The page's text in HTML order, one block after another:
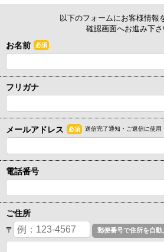
以下のフォームにお客様情報
確認画面へお進み下さ
お名前 必須
フリガナ
メールアドレス 必須 送信完了通知・ご返信に使用
電話番号
ご住所
〒